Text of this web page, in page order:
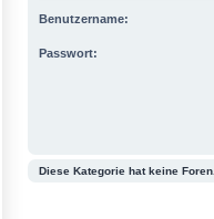
Benutzername:
Passwort:
Diese Kategorie hat keine Foren.